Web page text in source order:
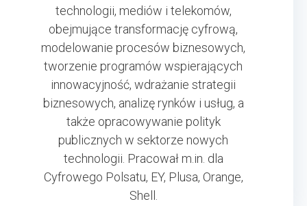
technologii, mediów i telekomów,
obejmujące transformację cyfrową,
modelowanie procesów biznesowych,
tworzenie programów wspierających
innowacyjność, wdrażanie strategii
biznesowych, analizę rynków i usług, a
także opracowywanie polityk
publicznych w sektorze nowych
technologii. Pracował m.in. dla
Cyfrowego Polsatu, EY, Plusa, Orange,
Shell.